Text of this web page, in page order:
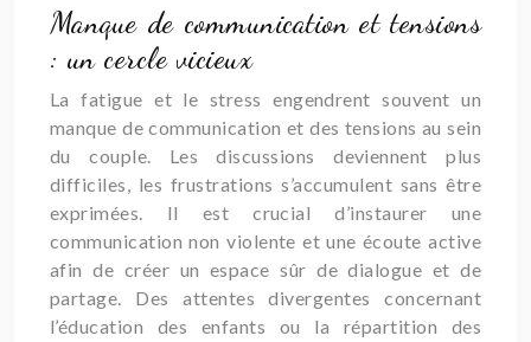
Manque de communication et tensions
: un cercle vicieux
La fatigue et le stress engendrent souvent un
manque de communication et des tensions au sein
du couple. Les discussions deviennent plus
difficiles, les frustrations s’accumulent sans être
exprimées. Il est crucial d’instaurer une
communication non violente et une écoute active
afin de créer un espace sûr de dialogue et de
partage. Des attentes divergentes concernant
l’éducation des enfants ou la répartition des